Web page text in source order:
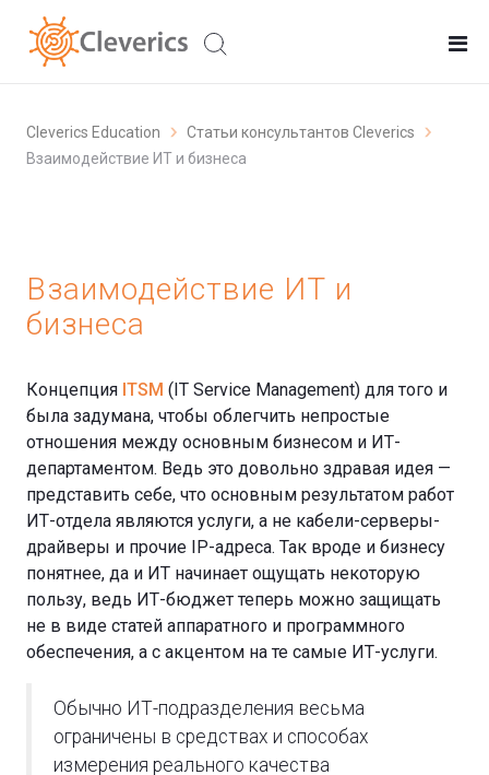
Cleverics Education
Статьи консультантов Cleverics
Взаимодействие ИТ и бизнеса
Взаимодействие ИТ и
бизнеса
Концепция ITSM (IT Service Management) для того и
была задумана, чтобы облегчить непростые
отношения между основным бизнесом и ИТ-
департаментом. Ведь это довольно здравая идея —
представить себе, что основным результатом работ
ИТ-отдела являются услуги, а не кабели-серверы-
драйверы и прочие IP-адреса. Так вроде и бизнесу
понятнее, да и ИТ начинает ощущать некоторую
пользу, ведь ИТ-бюджет теперь можно защищать
не в виде статей аппаратного и программного
обеспечения, а с акцентом на те самые ИТ-услуги.
Обычно ИТ-подразделения весьма
ограничены в средствах и способах
измерения реального качества